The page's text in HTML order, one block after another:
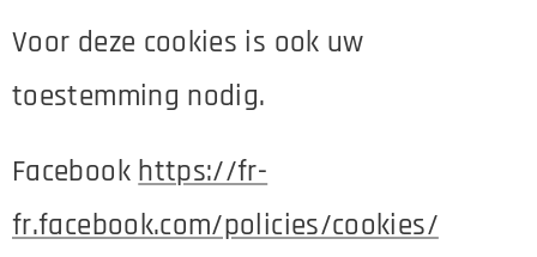
Voor deze cookies is ook uw
toestemming nodig.
Facebook https://fr-
fr.facebook.com/policies/cookies/